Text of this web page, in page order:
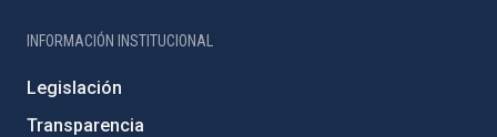
INFORMACIÓN INSTITUCIONAL
Legislación
Transparencia